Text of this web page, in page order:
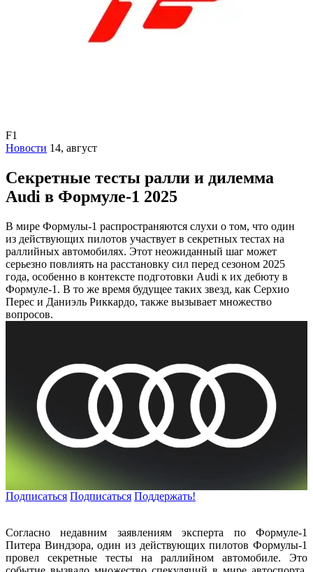
F1
Новости 14, август
Секретные тесты ралли и дилемма
Audi в Формуле-1 2025
В мире Формулы-1 распространяются слухи о том, что один
из действующих пилотов участвует в секретных тестах на
раллийных автомобилях. Этот неожиданный шаг может
серьезно повлиять на расстановку сил перед сезоном 2025
года, особенно в контексте подготовки Audi к их дебюту в
Формуле-1. В то же время будущее таких звезд, как Серхио
Перес и Даниэль Риккардо, также вызывает множество
вопросов.
Подписаться Подписаться Поддержать!
Согласно недавним заявлениям эксперта по Формуле-1
Питера Виндзора, один из действующих пилотов Формулы-1
провел секретные тесты на раллийном автомобиле. Это